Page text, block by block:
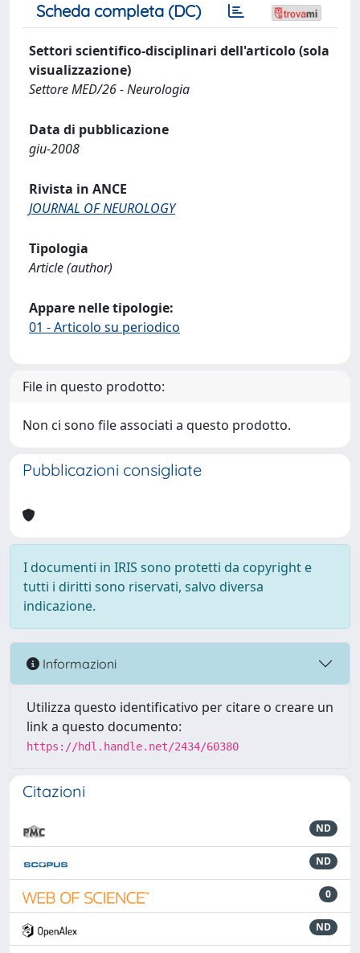
Scheda completa (DC)
Settori scientifico-disciplinari dell'articolo (sola
visualizzazione)
Settore MED/26 - Neurologia
Data di pubblicazione
giu-2008
Rivista in ANCE
JOURNAL OF NEUROLOGY
Tipologia
Article (author)
Appare nelle tipologie:
01 - Articolo su periodico
File in questo prodotto:
Non ci sono file associati a questo prodotto.
Pubblicazioni consigliate
I documenti in IRIS sono protetti da copyright e
tutti i diritti sono riservati, salvo diversa
indicazione.
Informazioni
Utilizza questo identificativo per citare o creare un
link a questo documento:
https://hdl.handle.net/2434/60380
Citazioni
ND
ND
0
ND